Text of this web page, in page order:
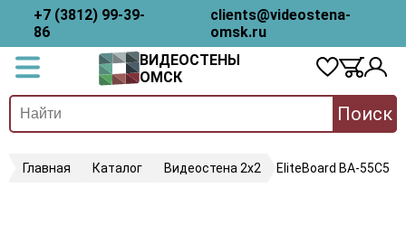
+7 (3812) 99-39-
86
clients@videostena-
omsk.ru
ВИДЕОСТЕНЫ
ОМСК
Поиск
Главная Каталог Видеостена 2x2 EliteBoard BA-55C5